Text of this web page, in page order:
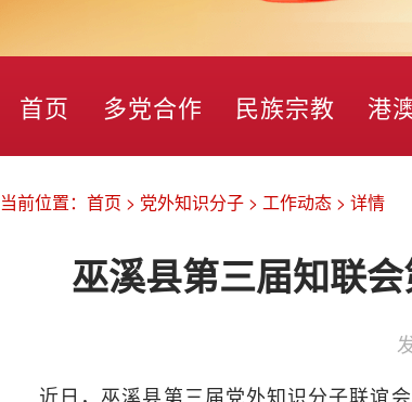
首页 多党合作 民族宗教 港
当前位置： 首页 > 党外知识分子 > 工作动态 > 详情
巫溪县第三届知联
近日，巫溪县第三届党外知识分子联谊